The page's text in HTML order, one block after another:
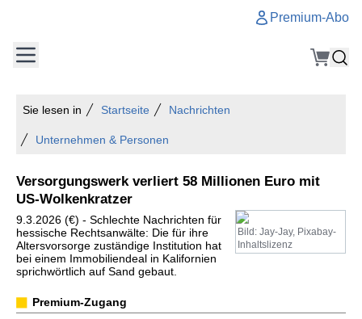
Premium-Abo
Sie lesen in Startseite Nachrichten
Unternehmen & Personen
Versorgungswerk verliert 58 Millionen Euro mit
US-Wolkenkratzer
Bild: Jay-Jay, Pixabay-
Inhaltslizenz
9.3.2026 (€) - Schlechte Nachrichten für
hessische Rechtsanwälte: Die für ihre
Altersvorsorge zuständige Institution hat
bei einem Immobiliendeal in Kalifornien
sprichwörtlich auf Sand gebaut.
Premium-Zugang